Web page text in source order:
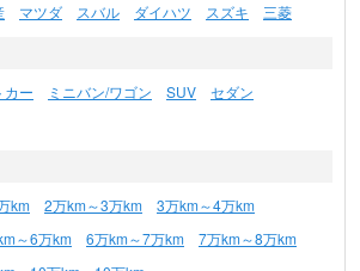
マツダ スバル ダイハツ スズキ 三菱
カー ミニバン/ワゴン SUV
セダン
km 2万km～3万km
3万km～4万km
～6万km 6万km～7万km
7万km～8万km